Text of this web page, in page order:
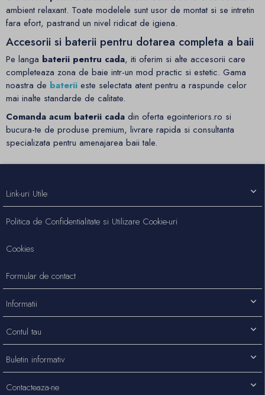
ambient relaxant. Toate modelele sunt usor de montat si se intretin
fara efort, pastrand un nivel ridicat de igiena.
Accesorii si baterii pentru dotarea completa a baii
Pe langa baterii pentru cada, iti oferim si alte accesorii care
completeaza zona de baie intr-un mod practic si estetic. Gama
noastra de baterii este selectata atent pentru a raspunde celor
mai inalte standarde de calitate.
Comanda acum baterii cada din oferta egointeriors.ro si
bucura-te de produse premium, livrare rapida si consultanta
specializata pentru amenajarea baii tale.
Contacteaza-ne
Link-uri Utile
Politica de Confidentialitate si Utilizare Cookie-uri
Cookies
Formular de contact
Informatii
Contul tau
Buletin informativ